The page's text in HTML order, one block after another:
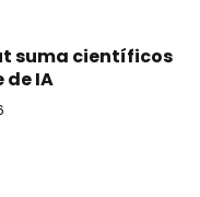
suma científicos
de IA